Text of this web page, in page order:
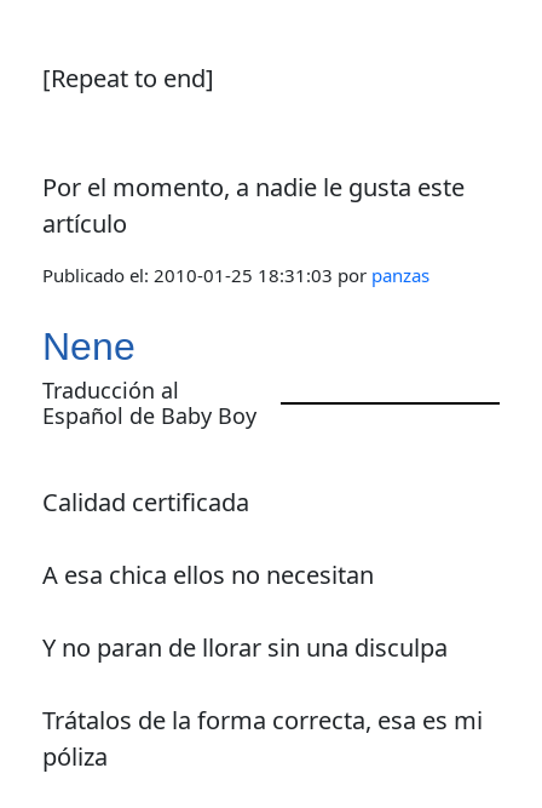
[Repeat to end]
Por el momento, a nadie le gusta este
artículo
Publicado el: 2010-01-25 18:31:03 por panzas
Nene
Traducción al
Español de Baby Boy
Calidad certificada
A esa chica ellos no necesitan
Y no paran de llorar sin una disculpa
Trátalos de la forma correcta, esa es mi
póliza